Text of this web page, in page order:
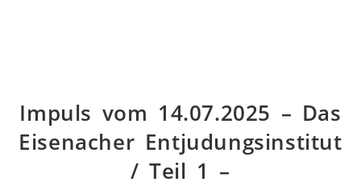
Impuls vom 14.07.2025 – Das
Eisenacher Entjudungsinstitut
/ Teil 1 –